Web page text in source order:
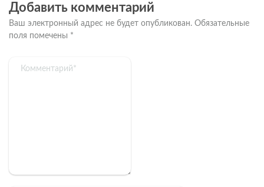
Добавить комментарий
Ваш электронный адрес не будет опубликован. Обязательные
поля помечены *